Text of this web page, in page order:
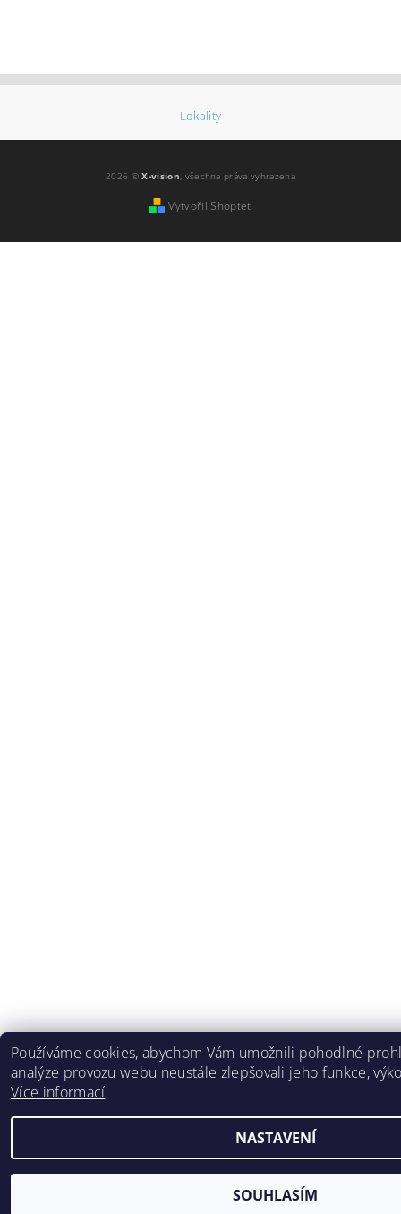
Lokality
2026 ©X-vision, všechna práva vyhrazena
Vytvořil Shoptet
Používáme cookies, abychom Vám umožnili pohodlné
analýze provozu webu neustále zlepšovali jeho funkce,
Více informací
NASTAVENÍ
SOUHLASÍM